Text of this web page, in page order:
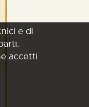
e di
accetti